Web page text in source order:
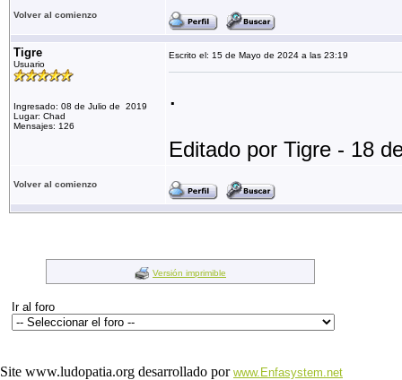
Volver al comienzo
Tigre
Usuario
Ingresado: 08 de Julio de 2019
Lugar: Chad
Mensajes: 126
Escrito el: 15 de Mayo de 2024 a las 23:19
.
Editado por Tigre - 18
Volver al comienzo
Versión imprimible
Ir al foro
Site www.ludopatia.org desarrollado por www.Enfasystem.net